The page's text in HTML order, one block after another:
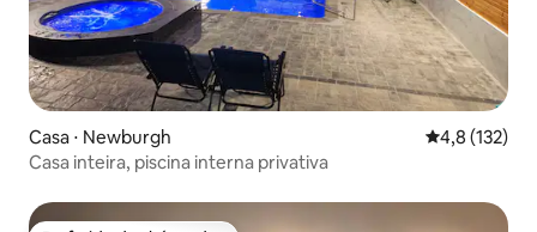
Casa ⋅ Newburgh 4,8 de uma
4,8 (132)
Casa inteira, piscina interna privativa